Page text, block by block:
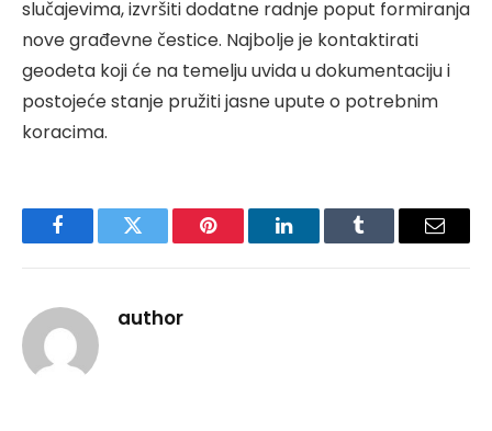
slučajevima, izvršiti dodatne radnje poput formiranja
nove građevne čestice. Najbolje je kontaktirati
geodeta koji će na temelju uvida u dokumentaciju i
postojeće stanje pružiti jasne upute o potrebnim
koracima.
FacebookTwitter Pinterest LinkedInTumblr Email
author